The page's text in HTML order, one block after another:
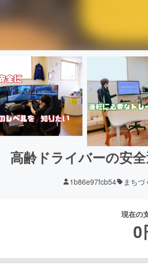
高齢ドライバーの安
1b86e97fcb54 まち
現在の
0